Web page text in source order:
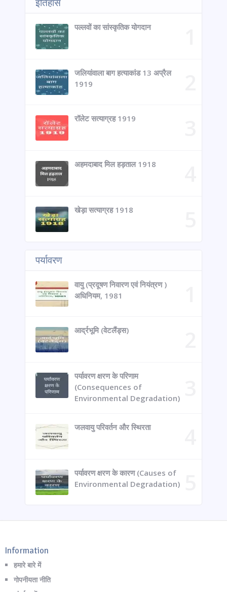
इतिहास
पल्लवों का सांस्कृतिक योगदान
जलियांवाला बाग हत्याकांड 13 अप्रैल
1919
रॉलेट सत्याग्रह 1919
अहमदाबाद मिल हड़ताल 1918
खेड़ा सत्याग्रह 1918
पर्यावरण
वायु (प्रदूषण निवारण एवं नियंत्रण )
अधिनियम, 1981
आर्द्रभूमि (वेटलैंड्स)
पर्यावरण क्षरण के परिणाम
(Consequences of
Environmental Degradation)
जलवायु परिवर्तन और स्थिरता
पर्यावरण क्षरण के कारण (Causes of
Environmental Degradation)
Information
हमारे बारे में
गोपनीयता नीति